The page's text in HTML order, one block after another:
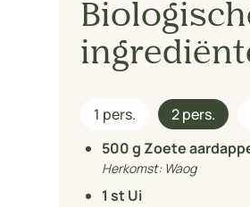
1 pers. 2 pers.
500g Zoete
Herkomst: Waog
1 st Ui